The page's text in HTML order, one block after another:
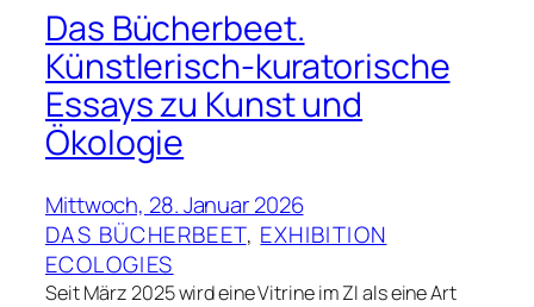
Das Bücherbeet.
Künstlerisch-kuratorische
Essays zu Kunst und
Ökologie
Mittwoch, 28. Januar 2026
DAS BÜCHERBEET, EXHIBITION
ECOLOGIES
Seit März 2025 wird eine Vitrine im ZI als eine Art